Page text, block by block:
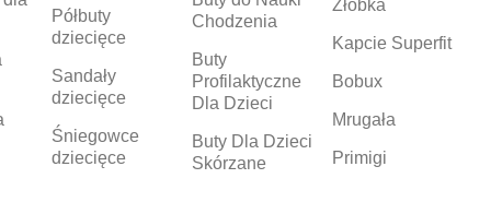
Półbuty
dziecięce
Sandały
dziecięce
Śniegowce
dziecięce
Chodzenia
Buty
Profilaktyczne
Dla Dzieci
Buty Dla Dzieci
Skórzane
Żłobka
Kapcie Superfit
Bobux
Mrugała
Primigi